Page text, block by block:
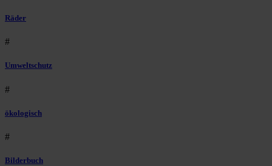
Räder
#
Umweltschutz
#
ökologisch
#
Bilderbuch